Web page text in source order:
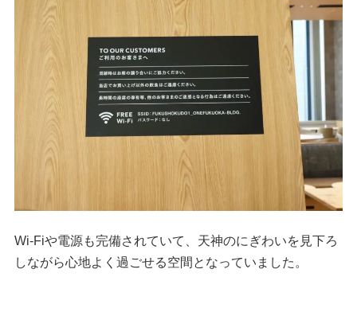
Wi-Fiや電源も完備されていて、天神のにぎわいを見下ろ
しながら心地よく過ごせる空間となっていました。